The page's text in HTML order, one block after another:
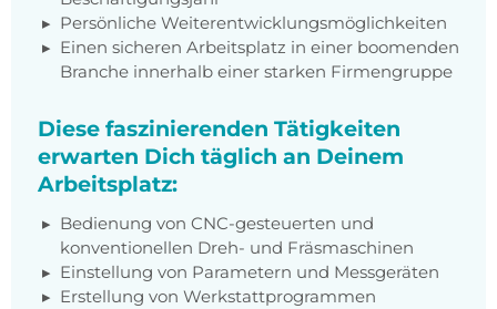
Persönliche Weiterentwicklungsmöglichkeiten
Einen sicheren Arbeitsplatz in einer boomenden
Branche innerhalb einer starken Firmengruppe
Diese faszinierenden Tätigkeiten
erwarten Dich täglich an Deinem
Arbeitsplatz:
Bedienung von CNC-gesteuerten und
konventionellen Dreh- und Fräsmaschinen
Einstellung von Parametern und Messgeräten
Erstellung von Werkstattprogrammen